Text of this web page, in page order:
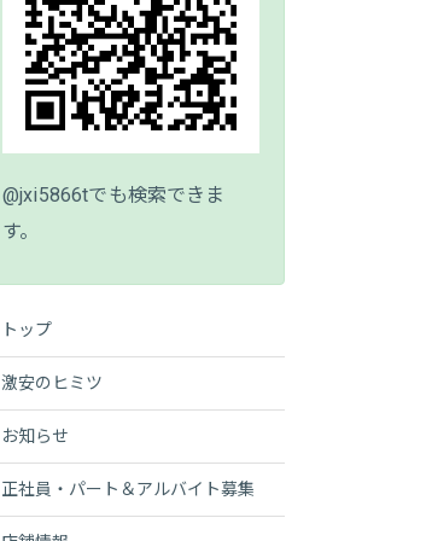
@jxi5866tでも検索できま
す。
トップ
激安のヒミツ
お知らせ
正社員・パート＆アルバイト募集